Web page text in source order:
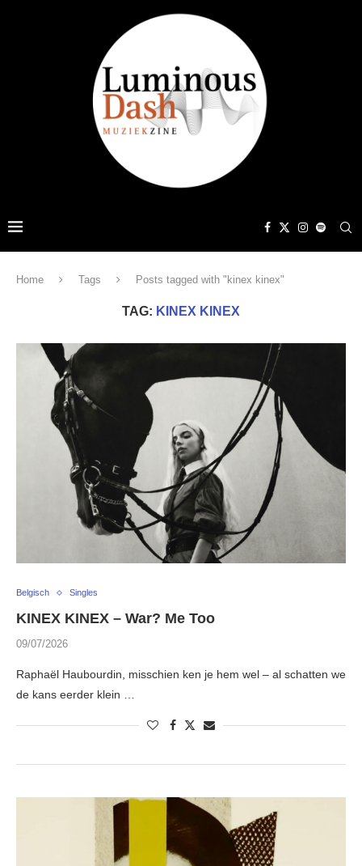
Home Tags Posts tagged with "kinex kinex"
TAG: KINEX KINEX
Belgisch Singles
KINEX KINEX – War? Me Too
09/07/2026
Raphaël Haubourdin, misschien ken je hem wel – al schatten we
de kans eerder klein …